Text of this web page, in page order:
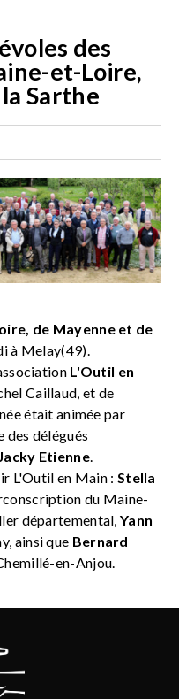
des
et-Loire,
Sarthe
de Mayenne et de
à Melay(49).
L'Outil en
Caillaud, et de
était animée par
des délégués
Etienne.
L'Outil en Main : Stella
du Maine-
départemental,Yann
ainsi que Bernard
en-Anjou.